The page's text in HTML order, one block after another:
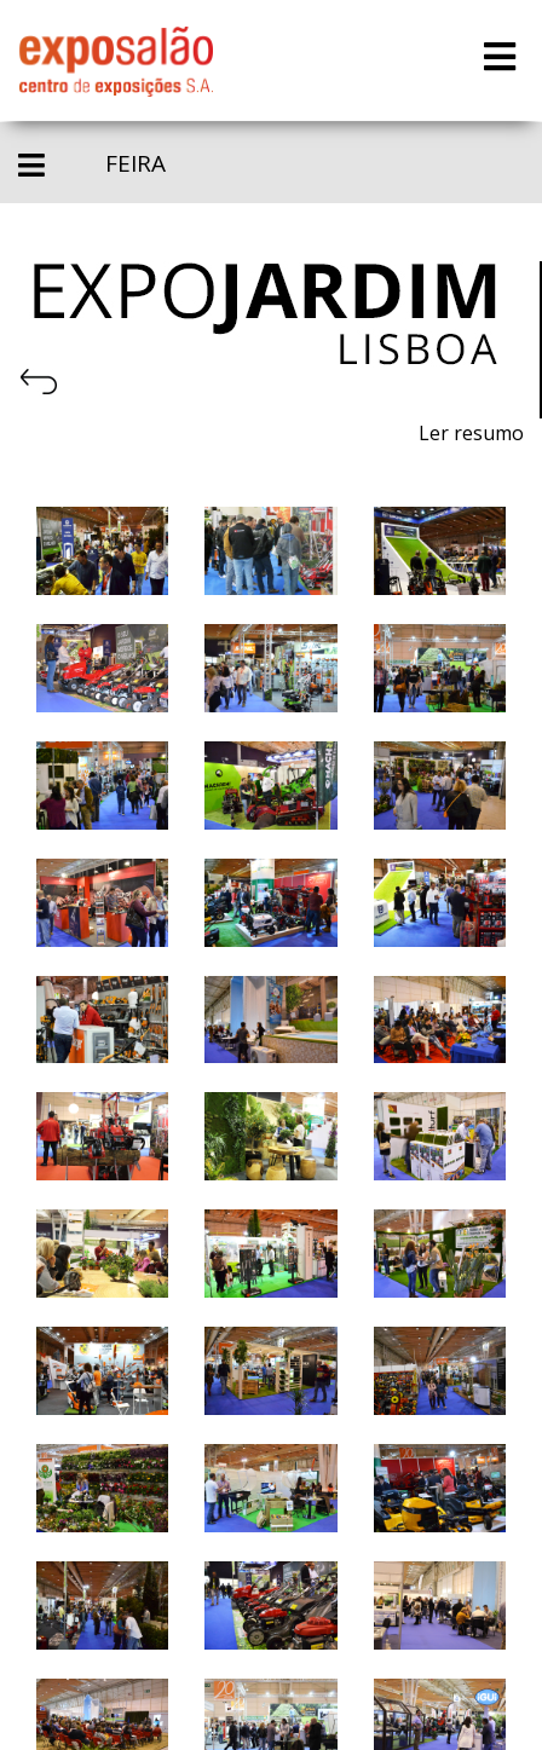
FEIRA
Ler resumo
7 a 9 de abril de 2022 - FIL - Lisboa
quinta a sábado - 10h / 19h